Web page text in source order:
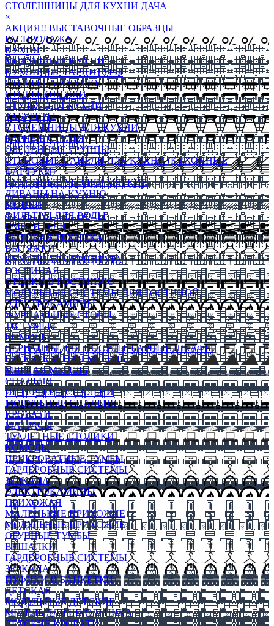
СТОЛЕШНИЦЫ ДЛЯ КУХНИ ДАЧА
×
АКЦИЯ!! ВЫСТАВОЧНЫЕ ОБРАЗЦЫ
РАСПРОДАЖА
КУХНЯ
МОДУЛЬНЫЕ КУХНИ
КУХОННЫЕ ГАРНИТУРЫ
СТОЛЫ НА КУХНЮ
СТОЛЫ КНИЖКИ
СТУЛЬЯ ДЛЯ КУХНИ
ТАБУРЕТЫ
СТОЛЕШНИЦЫ ДЛЯ КУХНИ
БАРНЫЕ СТУЛЬЯ
ОБЕДЕННЫЕ ГРУППЫ
СТЕНОВЫЕ ПАНЕЛИ ДЛЯ КУХНИ (КУХОННЫЕ
ФАРТУКИ)
КУХОННЫЕ УГОЛКИ МЯГКИЕ
ДИВАНЫ НА КУХНЮ
МОЙКИ
ФИЛЬТРЫ ДЛЯ ВОДЫ
СМЕСИТЕЛИ
БЫТОВАЯ ТЕХНИКА
ВЫТЯЖКИ
КУХОННАЯ ФУРНИТУРА
ГОСТИНАЯ
СТЕНКИ В ГОСТИНУЮ
МОДУЛЬНЫЕ СИСТЕМЫ ДЛЯ ГОСТИНОЙ
ЭЛЕКТРОКАМИНЫ
ЖУРНАЛЬНЫЕ СТОЛЫ
ТВ ТУМБЫ
КОМОДЫ
СЕРВАНТЫ ДЛЯ ПОСУДЫ, БАРНЫЕ ШКАФЫ
БЕСКАРКАСНАЯ МЕБЕЛЬ
МЯГКАЯ МЕБЕЛЬ
СПАЛЬНЯ
ИНТЕРЬЕРЫ СПАЛЬНИ
МОДУЛЬНЫЕ СПАЛЬНИ
КРОВАТИ
МАТРАСЫ
ТУАЛЕТНЫЕ СТОЛИКИ
КОМОДЫ
ПРИКРОВАТНЫЕ ТУМБЫ
ГАРДЕРОБНЫЕ СИСТЕМЫ
ЗЕРКАЛА
ЭЛЕКТРОКАМИНЫ
ПРИХОЖАЯ
МАЛЕНЬКИЕ ПРИХОЖИЕ
МОДУЛЬНЫЕ ПРИХОЖИЕ
ОБУВНЫЕ ТУМБЫ
ВЕШАЛКИ
ГАРДЕРОБНЫЕ СИСТЕМЫ
ЗЕРКАЛА
ПУФИКИ И БАНКЕТКИ
ДЕТСКАЯ
МОДУЛЬНЫЕ ДЕТСКИЕ
МЕБЕЛЬ ДЛЯ ШКОЛЬНИКА